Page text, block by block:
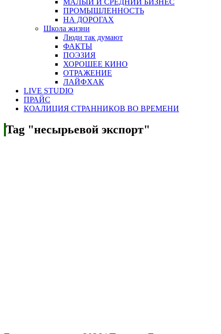
МАЛЫЙ И СРЕДНИЙ БИЗНЕС
ПРОМЫШЛЕННОСТЬ
НА ДОРОГАХ
Школа жизни
Люди так думают
ФАКТЫ
ПОЭЗИЯ
ХОРОШЕЕ КИНО
ОТРАЖЕНИЕ
ЛАЙФХАК
LIVE STUDIO
ПРАЙС
КОАЛИЦИЯ СТРАННИКОВ ВО ВРЕМЕНИ
Tag "несырьевой экспорт"